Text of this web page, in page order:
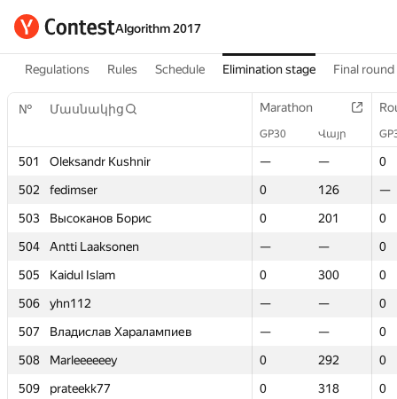
Algorithm 2017
Regulations Rules Schedule Elimination stage Final round
№ Մասնակից Marathon
GP30 Վայր
501 Oleksandr Kushnir — —
0
502
fedimser 0 126
—
503
Высоканов Борис 0 201
0
504
Antti Laaksonen — —
0
505
Kaidul Islam 0 300
0
506
yhn112 — —
0
507
Владислав Харалампиев — —
0
508
Marleeeeeey 0 292
0
509
prateekk77 0 318
0
№ Մասնակից Marathon
GP30 Վայր
501 Oleksandr Kushnir — —
0
502
fedimser 0 126
—
503
Высоканов Борис 0 201
0
504
Antti Laaksonen — —
0
505
Kaidul Islam 0 300
0
506
yhn112 — —
0
507
Владислав Харалампиев — —
0
508
Marleeeeeey 0 292
0
509
prateekk77 0 318
0